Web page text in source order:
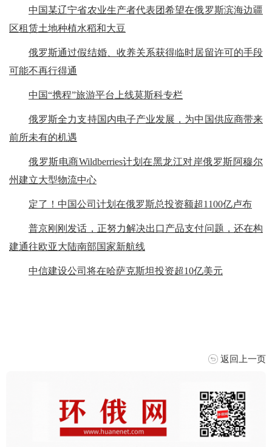
中国某辽宁省农业生产者代表团希望在俄罗斯滨海边疆
区租赁土地种植水稻和大豆
俄罗斯通过假结婚、收养关系获得临时居留许可的手段
可能不再行得通
中国“携程”旅游平台上线莫斯科专栏
俄罗斯全力支持国内电子产业发展，为中国供应商带来
前所未有的机遇
俄罗斯电商Wildberries计划在黑龙江对岸俄罗斯阿穆尔
州建立大型物流中心
定了！中国公司计划在俄罗斯总投资额超1100亿卢布
普京刚刚发话，正努力解决出口产品支付问题，还在构
建通往欧亚大陆南部国家新航线
中信建设公司将在哈萨克斯坦投资超10亿美元
返回上一页